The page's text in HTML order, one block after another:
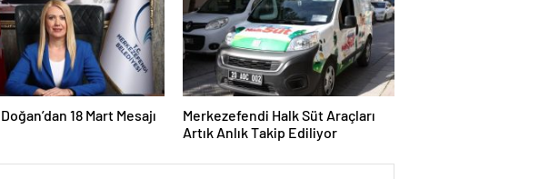
18 Mart Mesajı
Merkezefendi Halk Süt Araçları
Artık Anlık Takip Ediliyor